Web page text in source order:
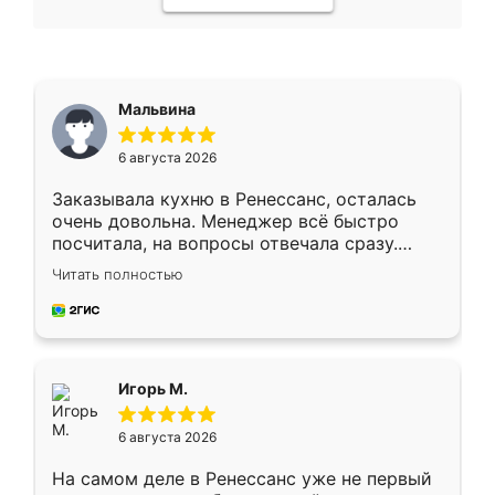
Мальвина
6 августа 2026
Заказывала кухню в Ренессанс, осталась
очень довольна. Менеджер всё быстро
посчитала, на вопросы отвечала сразу.
Замерщик приехал в субботу, подошёл к
делу со всей ответственностью. Собрали
за день, ребята работали аккуратно, даже
Читать полностью
Игорь М.
6 августа 2026
На самом деле в Ренессанс уже не первый